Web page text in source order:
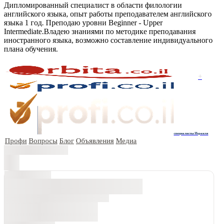
Дипломированный специалист в области филологии
английского языка, опыт работы преподавателем английского
языка 1 год. Преподаю уровни Beginner - Upper
Intermediate.Владею знаниями по методике преподавания
иностранного языка, возможно составление индивидуального
плана обучения.
+
специалисты Израиля
Профи Вопросы Блог Объявления Медиа